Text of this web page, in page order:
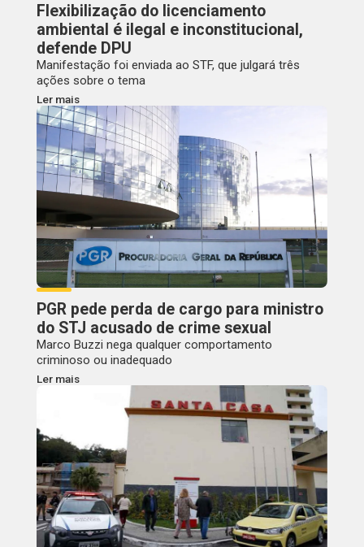
Flexibilização do licenciamento
ambiental é ilegal e inconstitucional,
defende DPU
Manifestação foi enviada ao STF, que julgará três
ações sobre o tema
Ler mais
PGR pede perda de cargo para ministro
do STJ acusado de crime sexual
Marco Buzzi nega qualquer comportamento
criminoso ou inadequado
Ler mais